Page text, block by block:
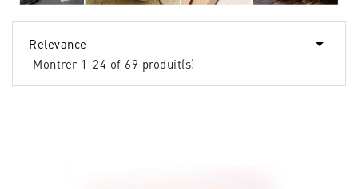
Relevance 
Montrer 1-24 of 69 produit(s)